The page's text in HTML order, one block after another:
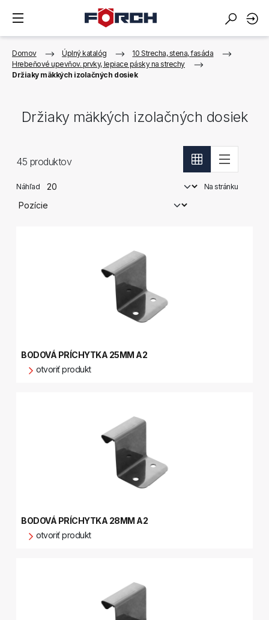
Domov Úplný katalóg
10 Strecha, stena, fasáda
Hrebeňové upevňov. prvky, lepiace pásky na strechy
Držiaky mäkkých izolačných dosiek
Držiaky mäkkých izolačných dosiek
45 produktov
Náhľad Na stránku
BODOVÁ PRÍCHYTKA 25MM A2
otvoriť produkt
BODOVÁ PRÍCHYTKA 28MM A2
otvoriť produkt